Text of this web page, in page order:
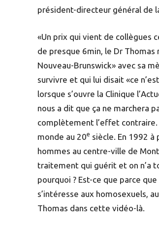
président-directeur général de
«Un prix qui vient de collègues
de presque 6min, le Dr
Nouveau-Brunswick» avec sa
survivre et qui lui disait «ce
lorsque s’ouvre la Clinique
nous a dit que ça ne marchera
complètement l’effet contraire.
monde au 20e siècle. En 1992
hommes au centre-ville de
traitement qui guérit et on n’a
pourquoi ? Est-ce que parce
s’intéresse aux homosexuels,
Thomas dans cette vidéo-là.